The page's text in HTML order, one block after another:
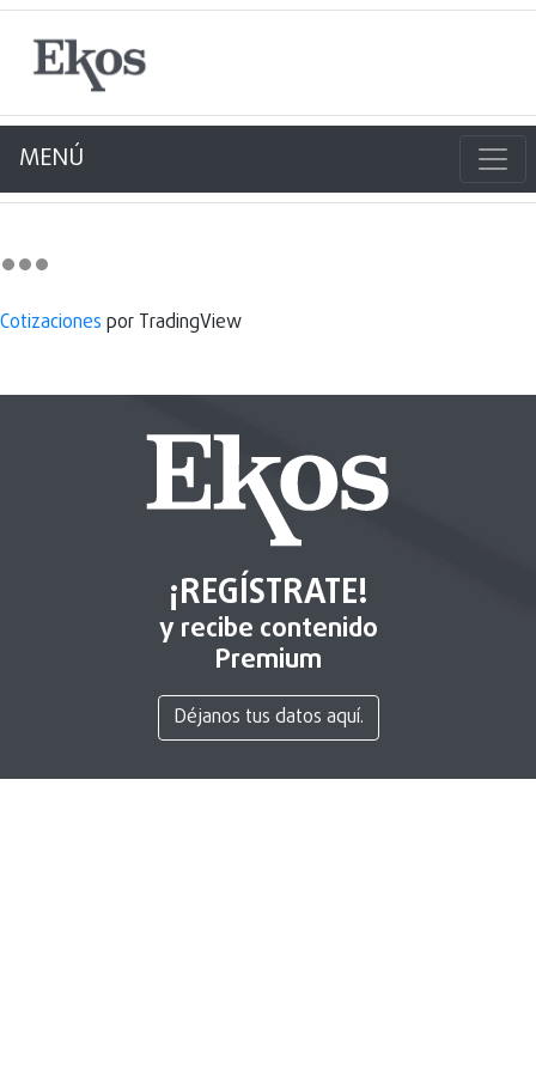
MENÚ
Cotizaciones por TradingView
¡REGÍSTRATE!
y recibe contenido
Premium
Déjanos tus datos aquí.